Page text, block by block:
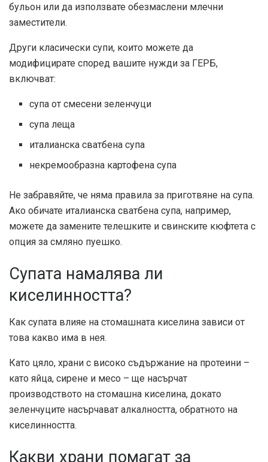
бульон или да използвате обезмаслени млечни
заместители.
Други класически супи, които можете да
модифицирате според вашите нужди за ГЕРБ,
включват:
супа от смесени зеленчуци
супа леща
италианска сватбена супа
некремообразна картофена супа
Не забравяйте, че няма правила за приготвяне на супа.
Ако обичате италианска сватбена супа, например,
можете да замените телешките и свинските кюфтета с
опция за смляно пуешко.
Супата намалява ли
киселинността?
Как супата влияе на стомашната киселина зависи от
това какво има в нея.
Като цяло, храни с високо съдържание на протеини –
като яйца, сирене и месо – ще насърчат
производството на стомашна киселина, докато
зеленчуците насърчават алкалността, обратното на
киселинността.
Какви храни помагат за